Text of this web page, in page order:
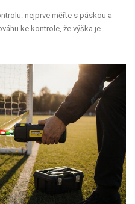
nejprve měřte s páskou a
ke kontrole, že výška je